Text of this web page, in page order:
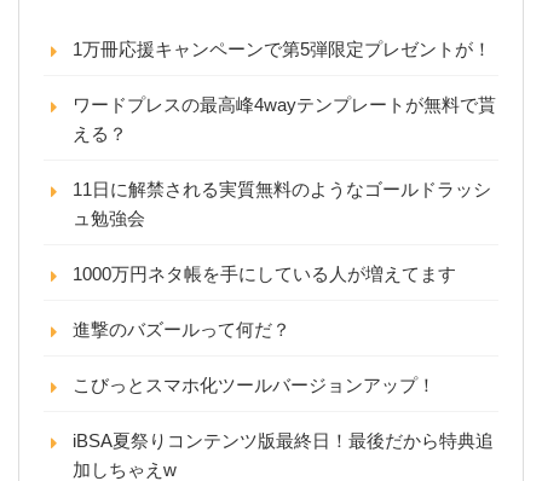
1万冊応援キャンペーンで第5弾限定プレゼントが！
ワードプレスの最高峰4wayテンプレートが無料で貰
える？
11日に解禁される実質無料のようなゴールドラッシ
ュ勉強会
1000万円ネタ帳を手にしている人が増えてます
進撃のバズールって何だ？
こびっとスマホ化ツールバージョンアップ！
iBSA夏祭りコンテンツ版最終日！最後だから特典追
加しちゃえw